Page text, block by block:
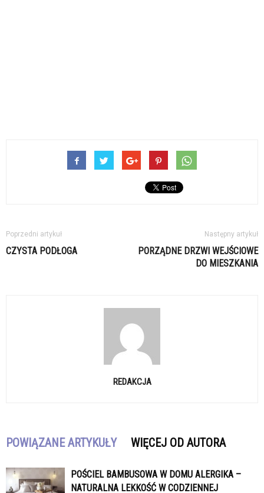
Poprzedni artykuł
CZYSTA PODŁOGA
Następny artykuł
PORZĄDNE DRZWI WEJŚCIOWE
DO MIESZKANIA
REDAKCJA
POWIĄZANE ARTYKUŁY WIĘCEJ OD AUTORA
POŚCIEL BAMBUSOWA W DOMU ALERGIKA –
NATURALNA LEKKOŚĆ W CODZIENNEJ